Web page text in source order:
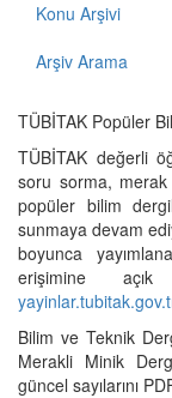
Konu Arşivi
Arşiv Arama
TÜBİTAK Popüler
TÜBİTAK değerli
soru sorma, merak
popüler bilim
sunmaya devam
boyunca
erişimine
Bilim ve Teknik
Merakli Minik
güncel sayılarını